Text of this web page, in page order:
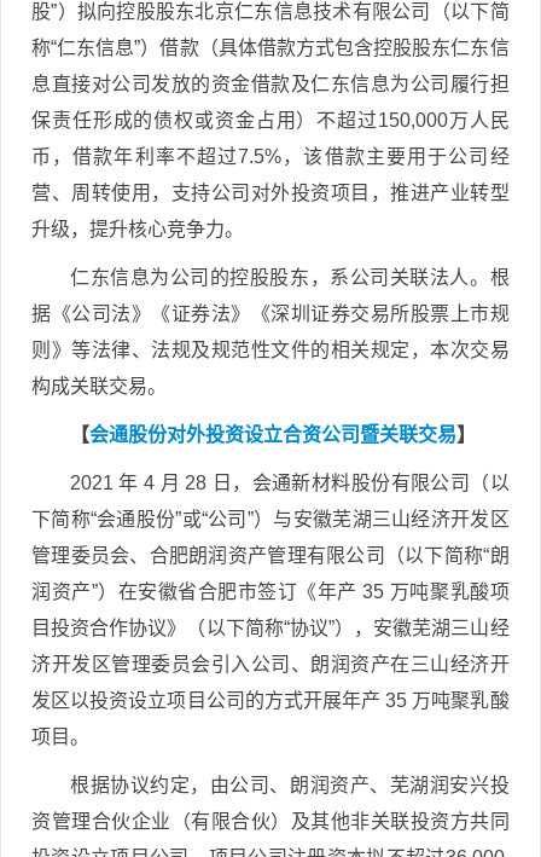
股”）拟向控股股东北京仁东信息技术有限公司（以下简
称“仁东信息”）借款（具体借款方式包含控股股东仁东信
息直接对公司发放的资金借款及仁东信息为公司履行担
保责任形成的债权或资金占用）不超过150,000万人民
币，借款年利率不超过7.5%，该借款主要用于公司经
营、周转使用，支持公司对外投资项目，推进产业转型
升级，提升核心竞争力。
仁东信息为公司的控股股东，系公司关联法人。根
据《公司法》《证券法》《深圳证券交易所股票上市规
则》等法律、法规及规范性文件的相关规定，本次交易
构成关联交易。
【会通股份对外投资设立合资公司暨关联交易】
2021 年 4 月 28 日，会通新材料股份有限公司（以
下简称“会通股份”或“公司”）与安徽芜湖三山经济开发区
管理委员会、合肥朗润资产管理有限公司（以下简称“朗
润资产”）在安徽省合肥市签订《年产 35 万吨聚乳酸项
目投资合作协议》（以下简称“协议”），安徽芜湖三山经
济开发区管理委员会引入公司、朗润资产在三山经济开
发区以投资设立项目公司的方式开展年产 35 万吨聚乳酸
项目。
根据协议约定，由公司、朗润资产、芜湖润安兴投
资管理合伙企业（有限合伙）及其他非关联投资方共同